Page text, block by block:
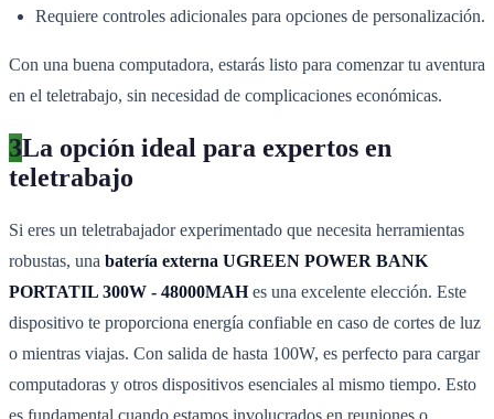
Requiere controles adicionales para opciones de personalización.
Con una buena computadora, estarás listo para comenzar tu aventura
en el teletrabajo, sin necesidad de complicaciones económicas.
3La opción ideal para expertos en
teletrabajo
Si eres un teletrabajador experimentado que necesita herramientas
robustas, una batería externa UGREEN POWER BANK
PORTATIL 300W - 48000MAHes una excelente elección. Este
dispositivo te proporciona energía confiable en caso de cortes de luz
o mientras viajas. Con salida de hasta 100W, es perfecto para cargar
computadoras y otros dispositivos esenciales al mismo tiempo. Esto
es fundamental cuando estamos involucrados en reuniones o